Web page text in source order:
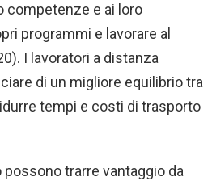
competenze e ai loro
programmi e lavorare al
I lavoratori a distanza
di un migliore equilibrio tra
tempi e costi di trasporto
trarre vantaggio da